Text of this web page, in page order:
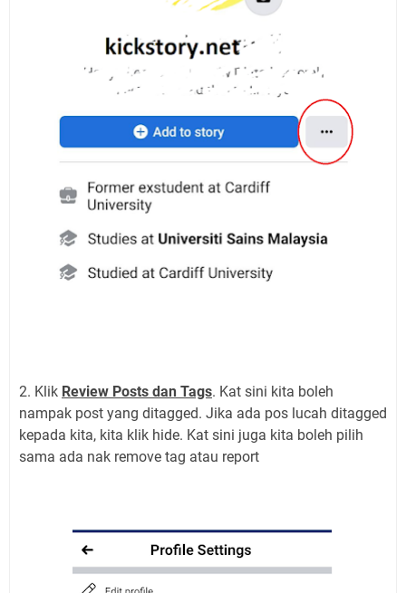
2. Klik Review Posts dan Tags. Kat sini kita boleh
nampak post yang ditagged. Jika ada pos lucah ditagged
kepada kita, kita klik hide. Kat sini juga kita boleh pilih
sama ada nak remove tag atau report